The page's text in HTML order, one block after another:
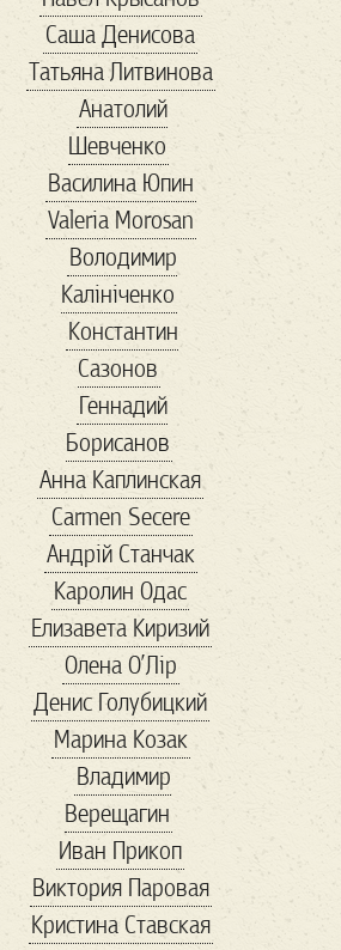
беженцы безвиз
бездомные Бернс
Бизнес-завтрак
бисер
благотворительность
блины бокс
Болгария
болгария выборы
Бренд
Бриджит Бардо
Букер
бюро находок
в мире
Війна
віршовіття
вакцинация
Валентин
ванна
варел варенье
веган веган 2
веган бум
великие
Венесуэла
вениция венок
Весна
весна в Украине
Ветеран
вино
Саша Денисова
Татьяна Литвинова
Анатолий
Шевченко
Василина Юпин
Valeria Morosan
Володимир
Калініченко
Константин
Сазонов
Геннадий
Борисанов
Анна Каплинская
Carmen Secere
Андрій Станчак
Каролин Одас
Елизавета Киризий
Олена О’Лір
Денис Голубицкий
Марина Козак
Владимир
Верещагин
Иван Прикоп
Виктория Паровая
Кристина Ставская